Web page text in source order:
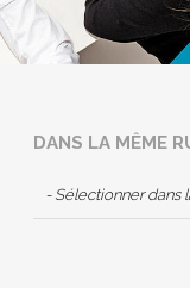
DANS LA MÊME
- Sélectionner dans